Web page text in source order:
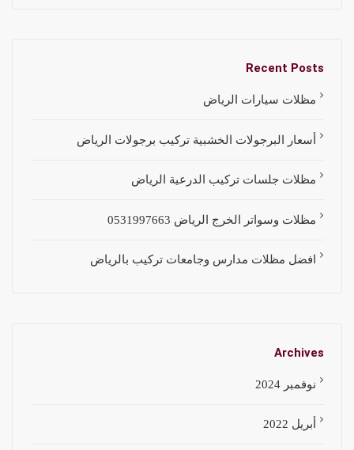
Recent Posts
مظلات سيارات الرياض
أسعار البرجولات الخشبية تركيب برجولات الرياض
مظلات جلسات تركيب الدرعية الرياض
مظلات وسواتر الخرج الرياض 0531997663
افضل مظلات مدارس وجامعات تركيب بالرياض
Archives
نوفمبر 2024
أبريل 2022